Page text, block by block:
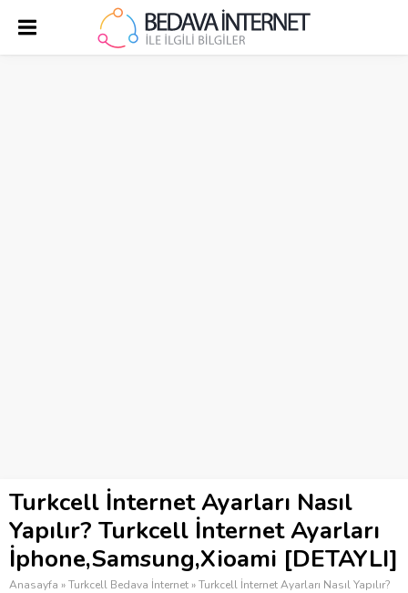
Turkcell İnternet Ayarları Nasıl
Yapılır? Turkcell İnternet Ayarları
İphone,Samsung,Xioami [DETAYLI]
Anasayfa »Turkcell Bedava İnternet»Turkcell İnternet Ayarları Nasıl Yapılır?